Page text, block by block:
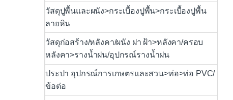
วัสดุปูพื้นและผนัง>กระเบื้องปูพื้น>กระเบื้องปูพื้น
ลายหิน
วัสดุก่อสร้าง/หลังคา/ผนัง ฝา ฝ้า>หลังคา/ครอบ
หลังคา>รางน้ำฝน/อุปกรณ์รางน้ำฝน
ประปา อุปกรณ์การเกษตรและสวน>ท่อ>ท่อ PVC/
ข้อต่อ